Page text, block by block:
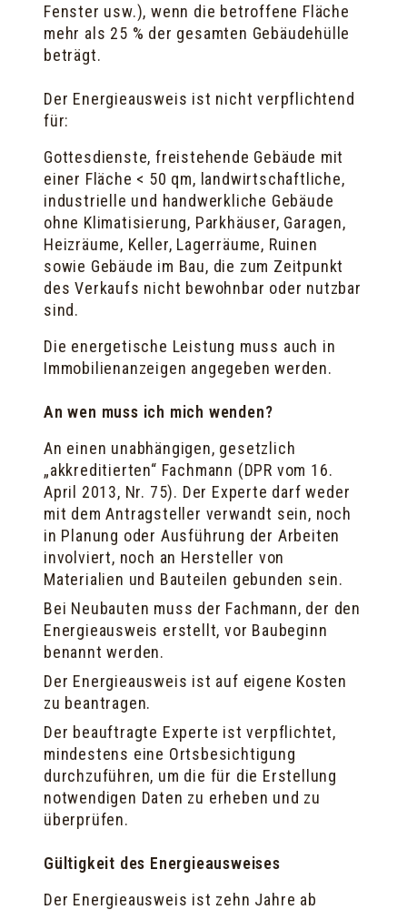
Fenster usw.), wenn die betroffene Fläche
mehr als 25 % der gesamten Gebäudehülle
beträgt.
Der Energieausweis ist nicht verpflichtend
für:
Gottesdienste, freistehende Gebäude mit
einer Fläche < 50 qm, landwirtschaftliche,
industrielle und handwerkliche Gebäude
ohne Klimatisierung, Parkhäuser, Garagen,
Heizräume, Keller, Lagerräume, Ruinen
sowie Gebäude im Bau, die zum Zeitpunkt
des Verkaufs nicht bewohnbar oder nutzbar
sind.
Die energetische Leistung muss auch in
Immobilienanzeigen angegeben werden.
An wen muss ich mich wenden?
An einen unabhängigen, gesetzlich
„akkreditierten“ Fachmann (DPR vom 16.
April 2013, Nr. 75). Der Experte darf weder
mit dem Antragsteller verwandt sein, noch
in Planung oder Ausführung der Arbeiten
involviert, noch an Hersteller von
Materialien und Bauteilen gebunden sein.
Bei Neubauten muss der Fachmann, der den
Energieausweis erstellt, vor Baubeginn
benannt werden.
Der Energieausweis ist auf eigene Kosten
zu beantragen.
Der beauftragte Experte ist verpflichtet,
mindestens eine Ortsbesichtigung
durchzuführen, um die für die Erstellung
notwendigen Daten zu erheben und zu
überprüfen.
Gültigkeit des Energieausweises
Der Energieausweis ist zehn Jahre ab